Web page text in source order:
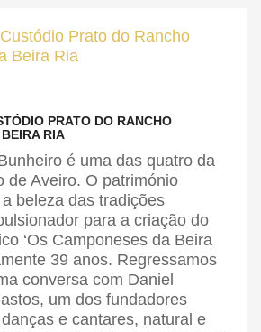
PRATO DO RANCHO
RIA
é uma das quatro da
de Aveiro. O património
beleza das tradições
para a criação do
‘Os Camponeses da Beira
39 anos. Regressamos
conversa com Daniel
um dos fundadores
e cantares, natural e